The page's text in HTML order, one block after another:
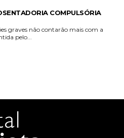
COMPULSÓRIA
graves não contarão mais com a
pelo...